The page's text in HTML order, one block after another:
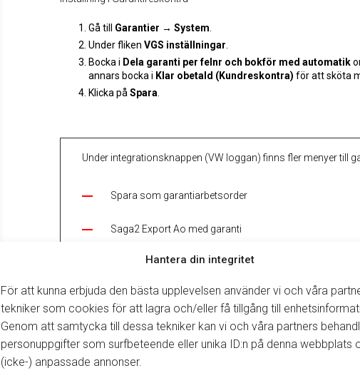
Hantera din integritet
För att kunna erbjuda den bästa upplevelsen använder vi och våra
tekniker som cookies för att lagra och/eller få tillgång till
Genom att samtycka till dessa tekniker kan vi och våra partners
personuppgifter som surfbeteende eller unika ID:n på denna webbplats
(icke-) anpassade annonser.
Gå till Garantier → System
Under fliken VGS inställningar
Bocka i Dela garanti per felnr och bokför med automatik
annars bocka i Klar obetald (Kundreskontra) för att sköta
Klicka på Spara
Under integrationsknappen (VW loggan) finns fler menyer till
Spara som garantiarbetsorder
Saga2 Export Ao med garanti
Saga2 Import garanti
Saga2 Hantera garanti
Visa logg från Elsa/Etka/Saga2/Reserve